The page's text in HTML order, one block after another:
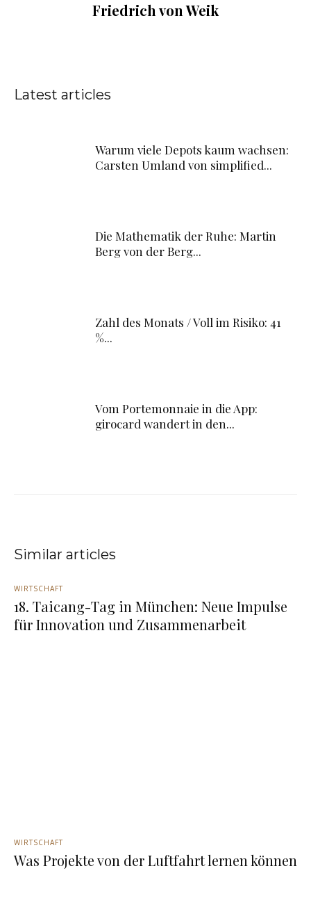
Friedrich von Weik
Latest articles
Warum viele Depots kaum wachsen:
Carsten Umland von simplified...
Die Mathematik der Ruhe: Martin
Berg von der Berg...
Zahl des Monats / Voll im Risiko: 41
%...
Vom Portemonnaie in die App:
girocard wandert in den...
Similar articles
WIRTSCHAFT
18. Taicang-Tag in München: Neue Impulse
für Innovation und Zusammenarbeit
WIRTSCHAFT
Was Projekte von der Luftfahrt lernen können